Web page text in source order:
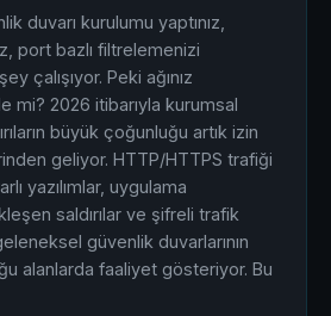
duvarı kurulumu yaptınız,
port bazlı filtrelemenizi
çalışıyor. Peki ağınız
mi? 2026 itibarıyla kurumsal
büyük çoğunluğu artık izin
geliyor. HTTP/HTTPS trafiği
yazılımlar, uygulama
saldırılar ve şifreli trafik
güvenlik duvarlarının
alanlarda faaliyet gösteriyor. Bu